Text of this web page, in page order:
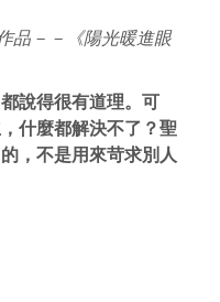
品－－《陽光暖進眼
說得很有道理。可
什麼都解決不了？聖
，不是用來苛求別人